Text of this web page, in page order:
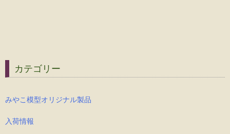
カテゴリー
みやこ模型オリジナル製品
入荷情報